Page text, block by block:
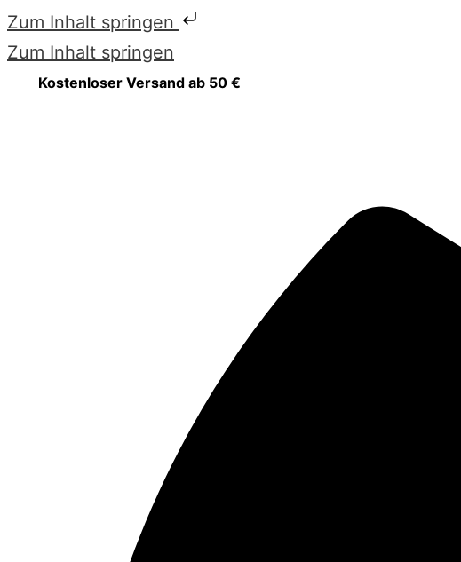
Zum Inhalt springen
Zum Inhalt springen
Kostenloser Versand ab 50 €